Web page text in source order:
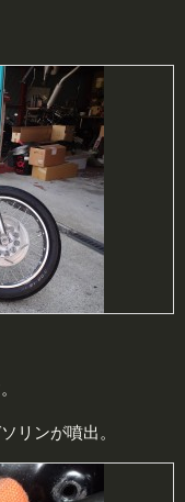
リンが噴出。